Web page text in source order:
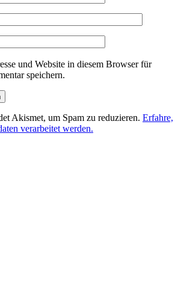
und Website in diesem Browser für
speichern.
Akismet, um Spam zu reduzieren. Erfahre,
verarbeitet werden.